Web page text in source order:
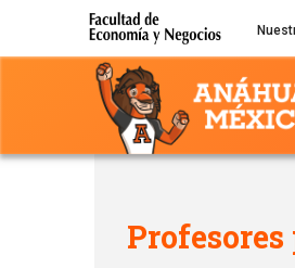
Profesores